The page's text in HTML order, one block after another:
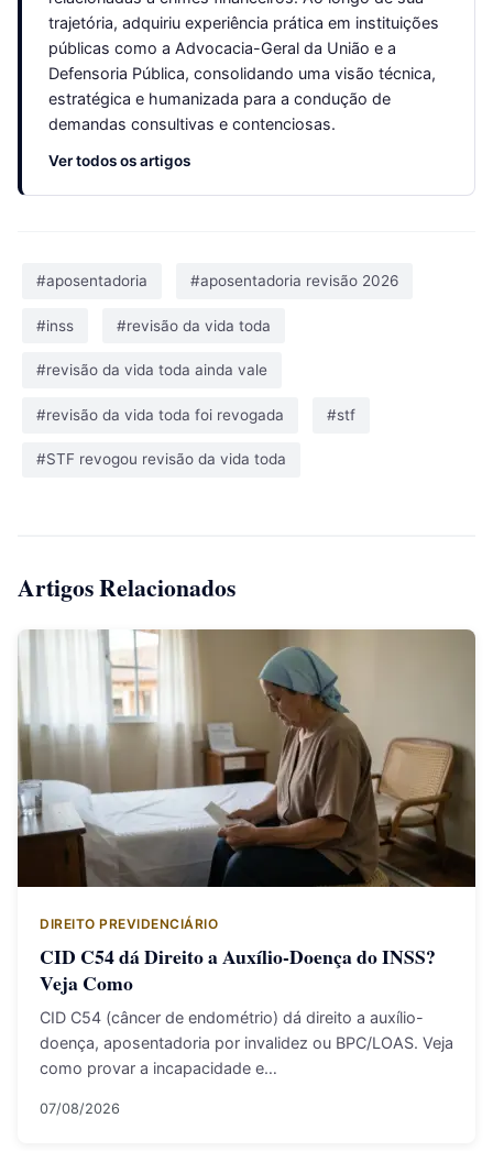
trajetória, adquiriu experiência prática em instituições
públicas como a Advocacia-Geral da União e a
Defensoria Pública, consolidando uma visão técnica,
estratégica e humanizada para a condução de
demandas consultivas e contenciosas.
Ver todos os artigos
#aposentadoria #aposentadoria revisão 2026
#inss #revisão da vida toda
#revisão da vida toda ainda vale
#revisão da vida toda foi revogada #stf
#STF revogou revisão da vida toda
Artigos Relacionados
DIREITO PREVIDENCIÁRIO
CID C54 dá Direito a Auxílio-Doença do INSS?
Veja Como
CID C54 (câncer de endométrio) dá direito a auxílio-
doença, aposentadoria por invalidez ou BPC/LOAS. Veja
como provar a incapacidade e…
07/08/2026